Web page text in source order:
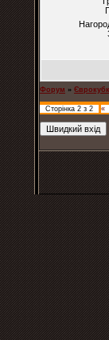
Форум »
Сторінка 2 з 2 «